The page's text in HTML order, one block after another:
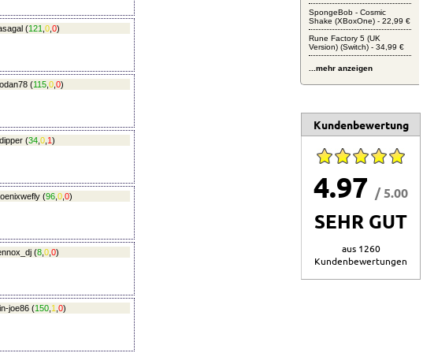
(121 0, 0)
(115 0 0)
dipper (34 0 1)
(96, 0, 0)
(8, 0, 0)
joe86 (150, 1 0)
SpongeBob - Cosmic
Shake (XBoxOne) - 22,99 €
Rune Factory 5 (UK
Version) (Switch) - 34,99 €
...mehr anzeigen
Kundenbewertung
4.97 / 5.00
SEHR GUT
aus 1260
Kundenbewertungen